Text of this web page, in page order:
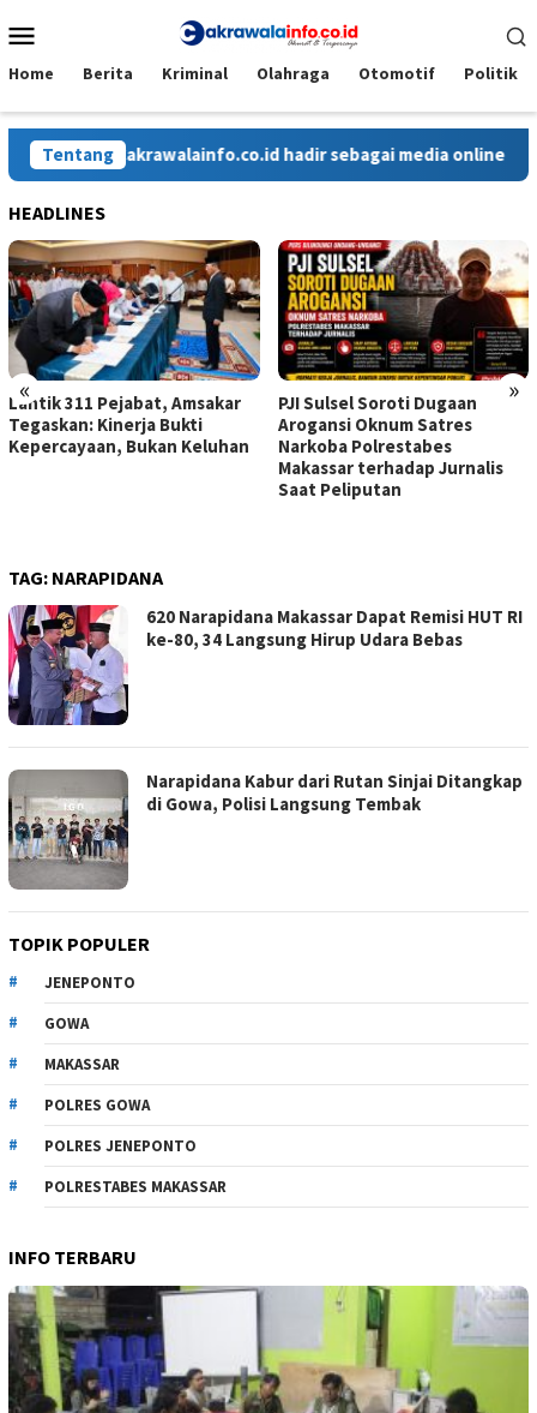
ke
Mobile
Home Berita Kriminal Olahraga Otomotif Politik
Tentang
Cakrawalainfo.co.id hadir sebagai media online yang
HEADLINES
« »
Lantik 311 Pejabat, Amsakar
Tegaskan: Kinerja Bukti
Kepercayaan, Bukan Keluhan
PJI Sulsel Soroti Dugaan
Arogansi Oknum Satres
Narkoba Polrestabes
Makassar terhadap Jurnalis
Saat Peliputan
TAG: NARAPIDANA
620 Narapidana Makassar Dapat Remisi HUT RI
ke-80, 34 Langsung Hirup Udara Bebas
Narapidana Kabur dari Rutan Sinjai Ditangkap
di Gowa, Polisi Langsung Tembak
TOPIK POPULER
JENEPONTO
GOWA
MAKASSAR
POLRES GOWA
POLRES JENEPONTO
POLRESTABES MAKASSAR
INFO TERBARU